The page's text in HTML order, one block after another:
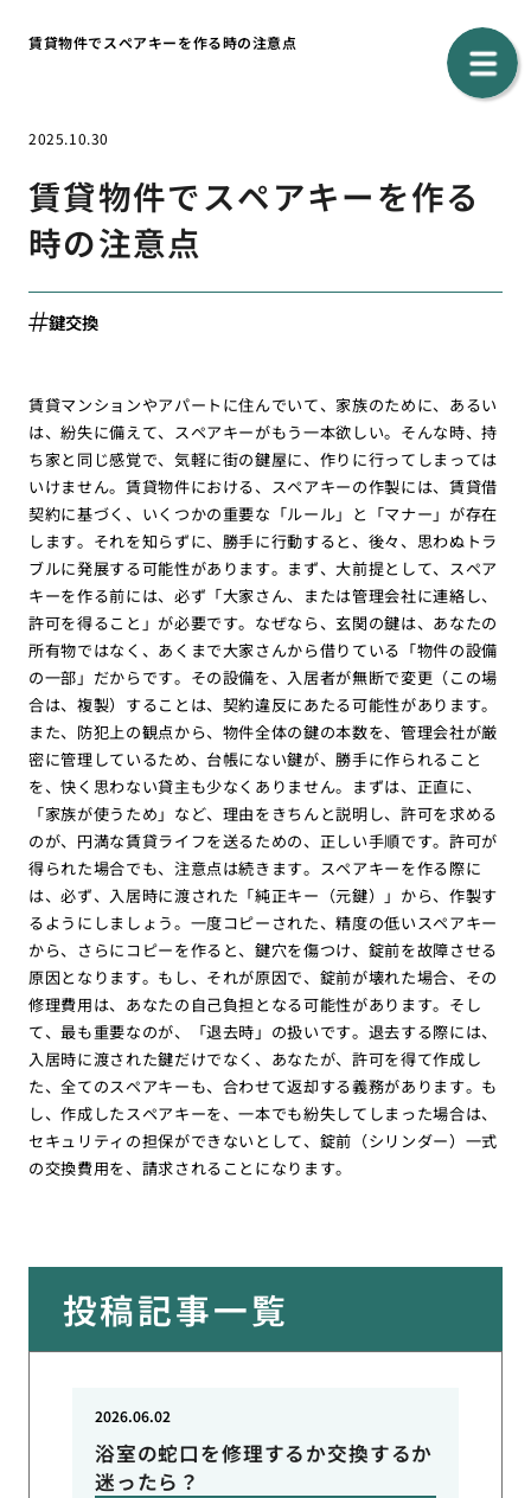
賃貸物件でスペアキーを作る時の注意点
2025.10.30
賃貸物件でスペアキーを作る
時の注意点
鍵交換
賃貸マンションやアパートに住んでいて、家族のために、あるい
は、紛失に備えて、スペアキーがもう一本欲しい。そんな時、持
ち家と同じ感覚で、気軽に街の鍵屋に、作りに行ってしまっては
いけません。賃貸物件における、スペアキーの作製には、賃貸借
契約に基づく、いくつかの重要な「ルール」と「マナー」が存在
します。それを知らずに、勝手に行動すると、後々、思わぬトラ
ブルに発展する可能性があります。まず、大前提として、スペア
キーを作る前には、必ず「大家さん、または管理会社に連絡し、
許可を得ること」が必要です。なぜなら、玄関の鍵は、あなたの
所有物ではなく、あくまで大家さんから借りている「物件の設備
の一部」だからです。その設備を、入居者が無断で変更（この場
合は、複製）することは、契約違反にあたる可能性があります。
また、防犯上の観点から、物件全体の鍵の本数を、管理会社が厳
密に管理しているため、台帳にない鍵が、勝手に作られること
を、快く思わない貸主も少なくありません。まずは、正直に、
「家族が使うため」など、理由をきちんと説明し、許可を求める
のが、円満な賃貸ライフを送るための、正しい手順です。許可が
得られた場合でも、注意点は続きます。スペアキーを作る際に
は、必ず、入居時に渡された「純正キー（元鍵）」から、作製す
るようにしましょう。一度コピーされた、精度の低いスペアキー
から、さらにコピーを作ると、鍵穴を傷つけ、錠前を故障させる
原因となります。もし、それが原因で、錠前が壊れた場合、その
修理費用は、あなたの自己負担となる可能性があります。そし
て、最も重要なのが、「退去時」の扱いです。退去する際には、
入居時に渡された鍵だけでなく、あなたが、許可を得て作成し
た、全てのスペアキーも、合わせて返却する義務があります。も
し、作成したスペアキーを、一本でも紛失してしまった場合は、
セキュリティの担保ができないとして、錠前（シリンダー）一式
の交換費用を、請求されることになります。
投稿記事一覧
浴室の蛇口を修理するか交換するか
迷ったら？
2026.06.02